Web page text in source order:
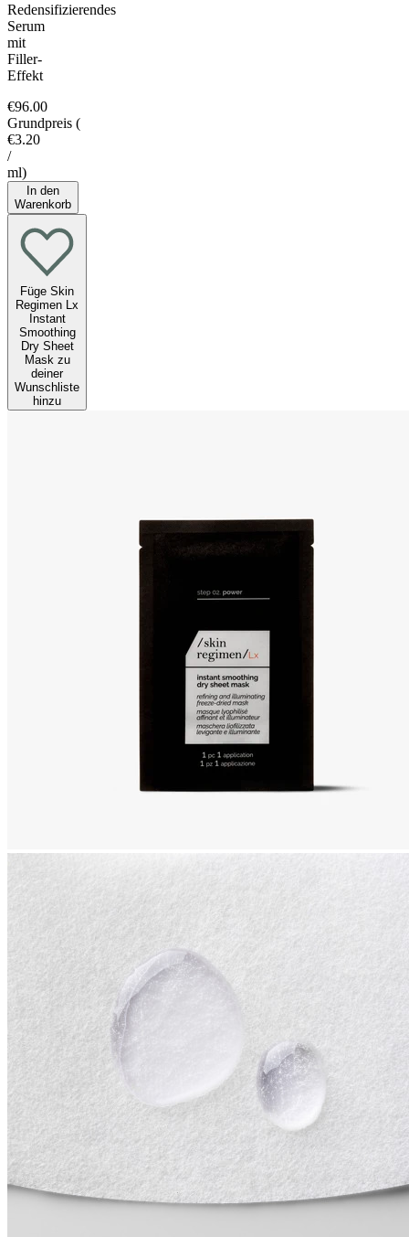
Redensifizierendes
Serum
mit
Filler-
Effekt
€96.00
Grundpreis (
€3.20
/
ml)
In den
Warenkorb
Füge Skin
Regimen Lx
Instant
Smoothing
Dry Sheet
Mask zu
deiner
Wunschliste
hinzu